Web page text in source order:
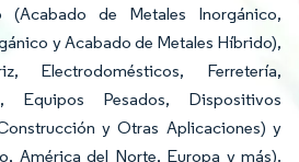
de Metales Inorgánico,
y Acabado de Metales Híbrido),
Electrodomésticos, Ferretería,
Equipos Pesados, Dispositivos
y Otras Aplicaciones) y
América del Norte, Europa y más).